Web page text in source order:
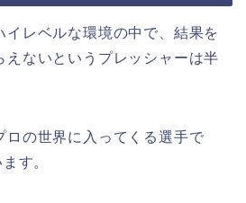
イレベルな環境の中で、結果を
えないというプレッシャーは半
ロの世界に入ってくる選手で
す。